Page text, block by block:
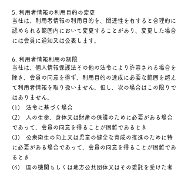
5. 利用者情報の利用目的の変更
当社は、利用者情報の利用目的を、関連性を有すると合理的に
認められる範囲内において変更することがあり、変更した場合
には会員に通知又は公表します。
6. 利用者情報利用の制限
当社は、個人情報保護法その他の法令により許容される場合を
除き、会員の同意を得ず、利用目的の達成に必要な範囲を超え
て利用者情報を取り扱いません。但し、次の場合はこの限りで
はありません。
(1) 法令に基づく場合
(2) 人の生命、身体又は財産の保護のために必要がある場合
であって、会員の同意を得ることが困難であるとき
(3) 公衆衛生の向上又は児童の健全な育成の推進のために特
に必要がある場合であって、会員の同意を得ることが困難であ
るとき
(4) 国の機関もしくは地方公共団体又はその委託を受けた者